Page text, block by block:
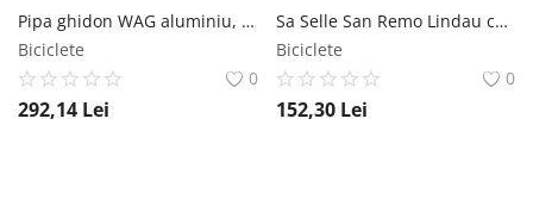
Pipa ghidon WAG aluminiu, O31.8, extensie 50 mm - 10 WAG
Biciclete
0
292,14 Lei
Sa Selle San Remo Lindau cu arcuri, 258x190mm, culoare negru Selle San Remo
Biciclete
0
152,30 Lei